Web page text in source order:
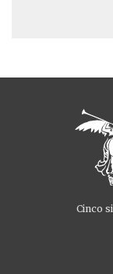
Cinco